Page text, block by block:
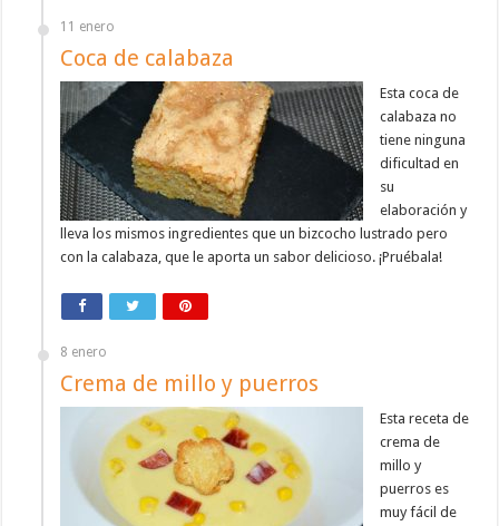
11 enero
Coca de calabaza
Esta coca de
calabaza no
tiene ninguna
dificultad en
su
elaboración y
lleva los mismos ingredientes que un bizcocho lustrado pero
con la calabaza, que le aporta un sabor delicioso. ¡Pruébala!
8 enero
Crema de millo y puerros
Esta receta de
crema de
millo y
puerros es
muy fácil de